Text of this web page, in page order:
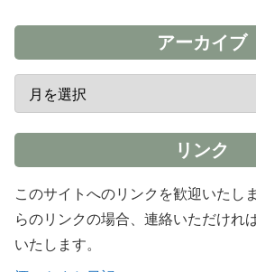
アーカイブ
リンク
このサイトへのリンクを歓迎いたし
らのリンクの場合、連絡いただけれ
いたします。